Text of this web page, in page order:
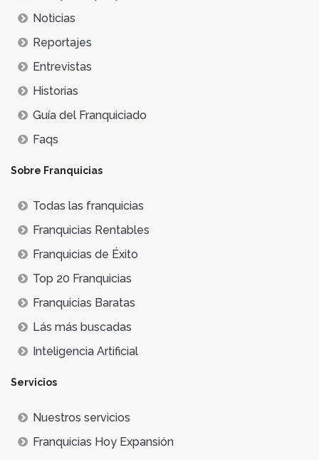
Noticias
Reportajes
Entrevistas
Historias
Guía del Franquiciado
Faqs
Sobre Franquicias
Todas las franquicias
Franquicias Rentables
Franquicias de Éxito
Top 20 Franquicias
Franquicias Baratas
Lás más buscadas
Inteligencia Artificial
Servicios
Nuestros servicios
Franquicias Hoy Expansión